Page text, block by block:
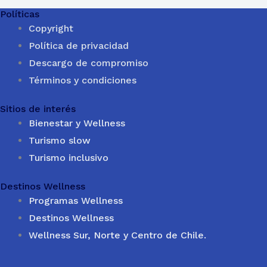
Políticas
Copyright
Política de privacidad
Descargo de compromiso
Términos y condiciones
Sitios de interés
Bienestar y Wellness
Turismo slow
Turismo inclusivo
Destinos Wellness
Programas Wellness
Destinos Wellness
Wellness Sur, Norte y Centro de Chile.